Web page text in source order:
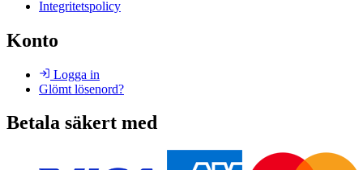
Integritetspolicy
Konto
Logga in
Glömt lösenord?
Betala säkert med